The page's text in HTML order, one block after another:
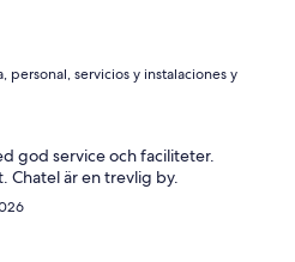
personal, servicios y instalaciones y
god service och faciliteter.
Chatel är en trevlig by.